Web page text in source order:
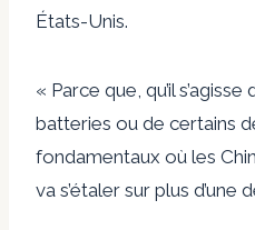
États-Unis.
« Parce que, qu’il
batteries ou de certains
fondamentaux où les
va s’étaler sur plus d’une